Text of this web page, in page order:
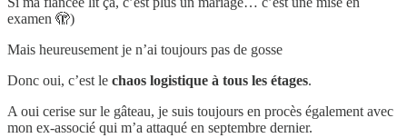
examen 🫣)
Mais heureusement je n’ai toujours pas de gosse
Donc oui, c’est le chaos logistique à tous les étages.
A oui cerise sur le gâteau, je suis toujours en procès également avec
mon ex-associé qui m’a attaqué en septembre dernier.